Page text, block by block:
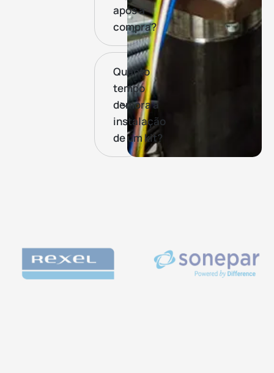
após a
compra?
Quanto
tempo
demora a
instalação
de um kit?